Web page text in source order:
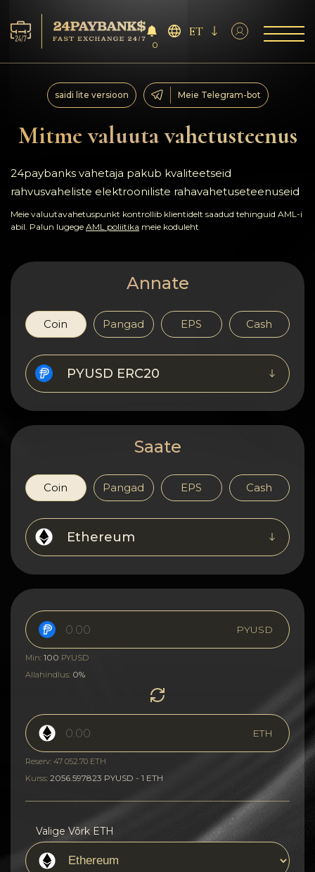
Teenus
Reservid
Partneritele
Tagasiside
Konfidentsiaalsus
Kontaktid
Wiki
FAQ
Maine
Saidi kaart
0
ET
Mitme valuuta vahetusteenus
saidi lite versioon Meie Telegram-bot
24paybanks vahetaja pakub kvaliteetseid
rahvusvaheliste elektrooniliste rahavahetuseteenuseid
Meie valuutavahetuspunkt kontrollib klientidelt saadud tehinguid AML-i
abil. Palun lugege AML poliitika meie koduleht
Annate
Coin Pangad EPS Cash
PYUSD ERC20
PYUSD
Min: 100 PYUSD
Allahindlus: 0%
ETH
Reserv: 47 052.70 ETH
Kurss: 2056.597823 PYUSD - 1 ETH
Valige Võrk ETH
Saate
Coin Pangad EPS Cash
Ethereum